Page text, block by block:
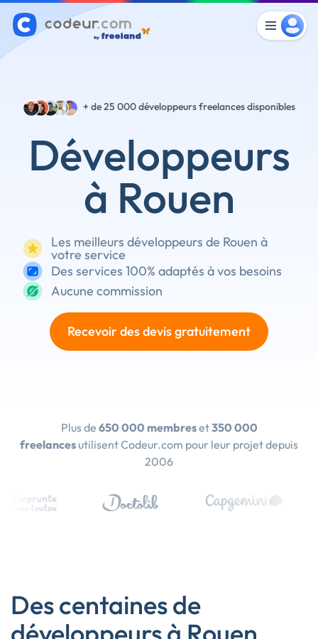
+ de 25 000développeurs freelances disponibles
Développeurs
à Rouen
Les meilleurs développeurs de Rouen à
votre service
Des services 100% adaptés à vos besoins
Aucune commission
Recevoir des devis gratuitement
Plus de 650 000 membreset350 000
freelances utilisent Codeur.com pour leur projet depuis
2006
Des centaines de